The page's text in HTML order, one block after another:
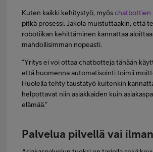
Kuten kaikki kehitystyö, myös
pitkä prosessi. Jakola muistuttaakin, että
robotiikan kehittäminen kannattaa aloittaa
mahdollisimman nopeasti.
“Yritys ei voi ottaa chatbotteja tänään
että huomenna automatisointi toimii
Huolella tehty taustatyö kuitenkin
helpottavat niin asiakkaiden kuin
elämää.”
Palvelua pilvellä vai